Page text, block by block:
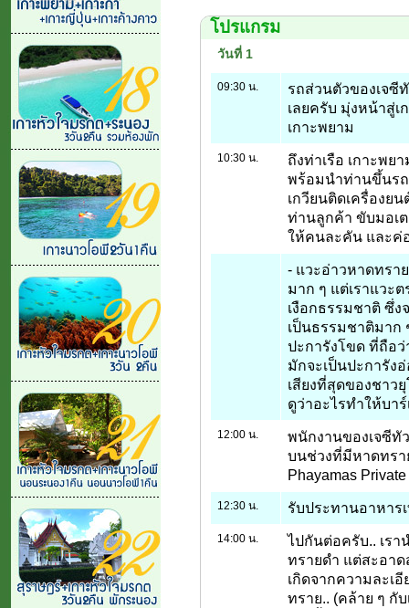
โปรแกรม
วันที่ 1
09:30 น.
รถส่วนตัวของเจซี
เลยครับ มุ่งหน้าสู่เ
เกาะพยาม
10:30 น.
ถึงท่าเรือ เกาะพย
พร้อมนำท่านขึ้นรถ
เกวียนติดเครื่องย
ท่านลูกค้า ขับมอเ
ให้คนละคัน และค่
- แวะอ่าวหาดทรา
มาก ๆ แต่เราแวะ
เงือกธรรมชาติ ซึ่
เป็นธรรมชาติมาก
ปะการังโขด ที่ถือว่
มักจะเป็นปะการัง
เสียงที่สุดของชาว
ดูว่าอะไรทำให้บา
12:00 น.
พนักงานของเจซีทั
บนช่วงที่มีหาดทร
Phayamas
12:30 น. รับประทานอาหาร
14:00 น.
ไปกันต่อครับ.. เร
ทรายดำ แต่สะอาด
เกิดจากความละเ
ทราย.. (คล้าย ๆ กั